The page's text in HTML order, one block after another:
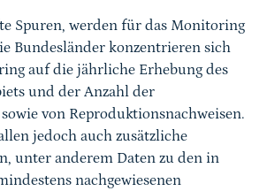
Spuren, werden für das Monitoring
Bundesländer konzentrieren sich
auf die jährliche Erhebung des
und der Anzahl der
von Reproduktionsnachweisen.
jedoch auch zusätzliche
unter anderem Daten zu den in
nachgewiesenen